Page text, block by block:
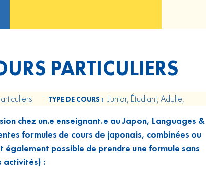
PARTICULIERS
TYPE DE COURS : Junior, Étudiant, Adulte,
chez un.e enseignant.e au Japon, Languages &
formules de cours de japonais, combinées ou
également possible de prendre une formule sans
activités) :